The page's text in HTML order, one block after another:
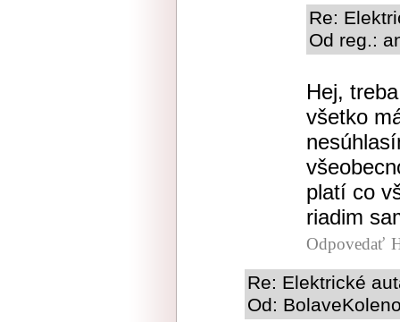
Re:
Od reg.:
Hej,
všetko
platí co
riadim
Odpovedať
Re: Elektrické
Od: